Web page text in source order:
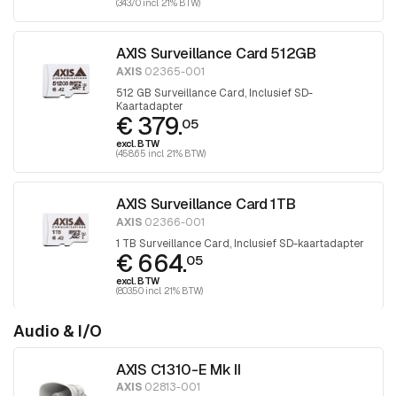
(343.70 incl. 21% BTW)
AXIS Surveillance Card 512GB
AXIS 02365-001
512 GB Surveillance Card, Inclusief SD-
Kaartadapter
€ 379.05
excl. BTW
(458.65 incl. 21% BTW)
AXIS Surveillance Card 1TB
AXIS 02366-001
1 TB Surveillance Card, Inclusief SD-kaartadapter
€ 664.05
excl. BTW
(803.50 incl. 21% BTW)
Audio & I/O
AXIS C1310-E Mk II
AXIS 02813-001